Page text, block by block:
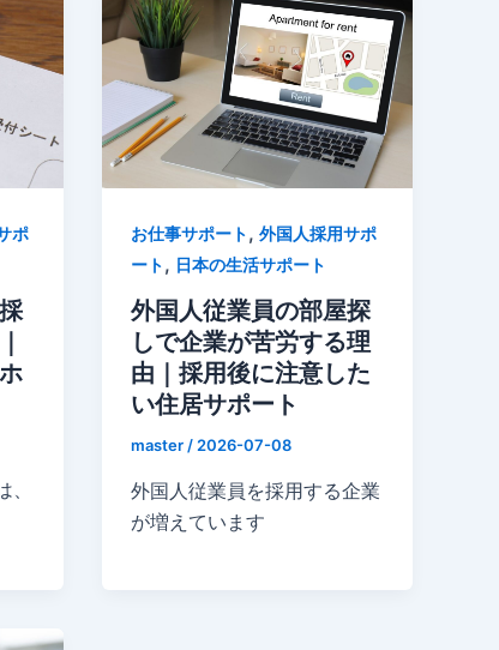
ポ
お仕事サポート,外国人採用サポ
ート, 日本の生活サポート
外国人従業員の部屋探
しで企業が苦労する理
由｜採用後に注意した
い住居サポート
master / 2026-07-08
外国人従業員を採用する企業
が増えています